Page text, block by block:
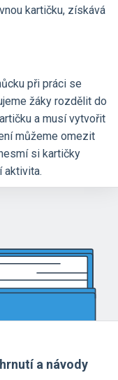
kartičku, získává
při práci se
žáky rozdělit do
a musí vytvořit
můžeme omezit
si kartičky
aktivita.
a návody